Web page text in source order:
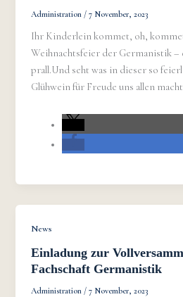
Administration /7 November, 2023
Ihr Kinderlein kommet, oh,
Weihnachtsfeier der Germanistik
prall.Und seht was in dieser so
Glühwein für Freude uns allen
News
Einladung zur
Fachschaft Germanistik
Administration /7 November, 2023